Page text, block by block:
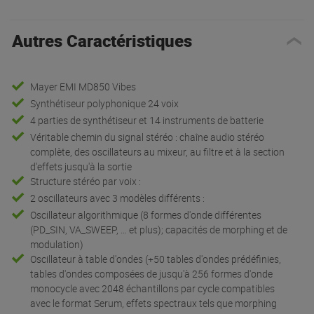
Autres Caractéristiques
Mayer EMI MD850 Vibes
Synthétiseur polyphonique 24 voix
4 parties de synthétiseur et 14 instruments de batterie
Véritable chemin du signal stéréo : chaîne audio stéréo
complète, des oscillateurs au mixeur, au filtre et à la section
d'effets jusqu'à la sortie
Structure stéréo par voix :
2 oscillateurs avec 3 modèles différents :
Oscillateur algorithmique (8 formes d'onde différentes
(PD_SIN, VA_SWEEP, … et plus); capacités de morphing et de
modulation)
Oscillateur à table d'ondes (+50 tables d'ondes prédéfinies,
tables d'ondes composées de jusqu'à 256 formes d'onde
monocycle avec 2048 échantillons par cycle compatibles
avec le format Serum, effets spectraux tels que morphing